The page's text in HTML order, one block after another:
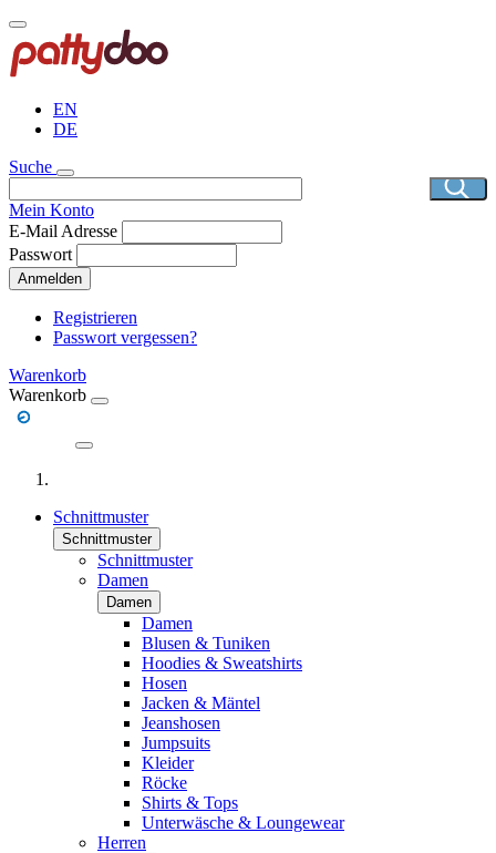
Direkt
zum
Inhalt
EN
DE
Suche
Mein Konto
E-Mail Adresse
Passwort
Anmelden
Registrieren
Passwort vergessen?
Warenkorb
Warenkorb
Schnittmuster
Schnittmuster
Schnittmuster
Damen
Damen
Damen
Blusen & Tuniken
Hoodies & Sweatshirts
Hosen
Jacken & Mäntel
Jeanshosen
Jumpsuits
Kleider
Röcke
Shirts & Tops
Unterwäsche & Loungewear
Herren